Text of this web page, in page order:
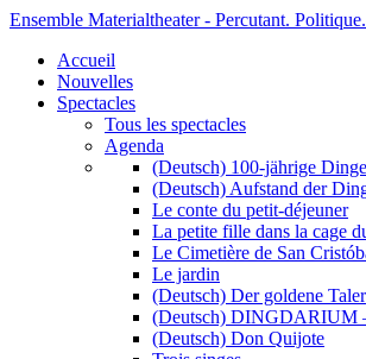
Ensemble Materialtheater - Percutant.
Accueil
Nouvelles
Spectacles
Tous les spectacles
Agenda
(Deutsch) 100-jährige
(Deutsch) Aufstand der
Le conte du petit-déjeuner
La petite fille dans la cage
Le Cimetière de San
Le jardin
(Deutsch) Der goldene Taler
(Deutsch) DINGDARIUM
(Deutsch) Don Quijote